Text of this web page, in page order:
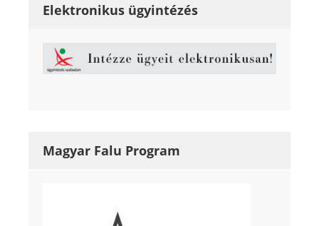
Elektronikus ügyintézés
Magyar Falu Program